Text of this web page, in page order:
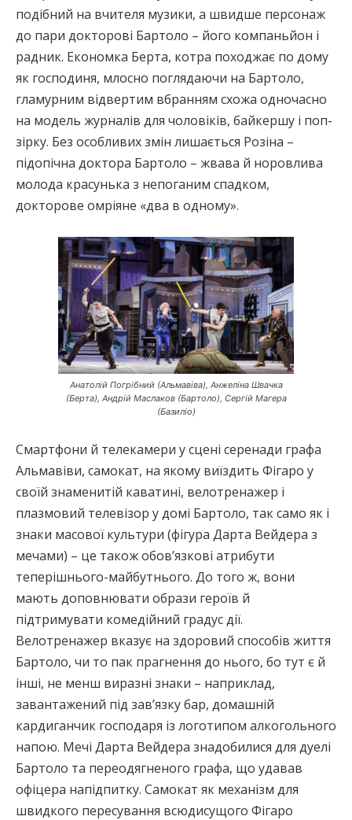
подібний на вчителя музики, а швидше персонаж
до пари докторові Бартоло – його компаньйон і
радник. Економка Берта, котра походжає по дому
як господиня, млосно поглядаючи на Бартоло,
гламурним відвертим вбранням схожа одночасно
на модель журналів для чоловіків, байкершу і поп-
зірку. Без особливих змін лишається Розіна –
підопічна доктора Бартоло – жвава й норовлива
молода красунька з непоганим спадком,
докторове омріяне «два в одному».
Анатолій Погрібний (Альмавіва), Анжеліна Швачка
(Берта), Андрій Маслаков (Бартоло), Сергій Магера
(Базиліо)
Смартфони й телекамери у сцені серенади графа
Альмавіви, самокат, на якому виїздить Фігаро у
своїй знаменитій каватині, велотренажер і
плазмовий телевізор у домі Бартоло, так само як і
знаки масової культури (фігура Дарта Вейдера з
мечами) – це також обов’язкові атрибути
теперішнього-майбутнього. До того ж, вони
мають доповнювати образи героїв й
підтримувати комедійний градус дії.
Велотренажер вказує на здоровий способів життя
Бартоло, чи то пак прагнення до нього, бо тут є й
інші, не менш виразні знаки – наприклад,
завантажений під зав’язку бар, домашній
кардиганчик господаря із логотипом алкогольного
напою. Мечі Дарта Вейдера знадобилися для дуелі
Бартоло та переодягненого графа, що удавав
офіцера напідпитку. Самокат як механізм для
швидкого пересування всюдисущого Фігаро